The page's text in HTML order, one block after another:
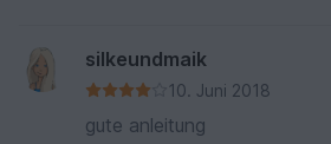
silkeundmaik
10. Juni 2018
gute anleitung